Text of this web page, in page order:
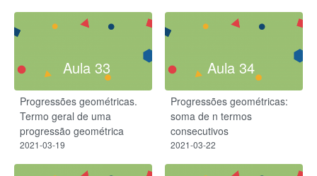
Aula 33
Progressões geométricas.
Termo geral de uma
progressão geométrica
2021-03-19
Aula 34
Progressões geométricas:
soma de n termos
consecutivos
2021-03-22